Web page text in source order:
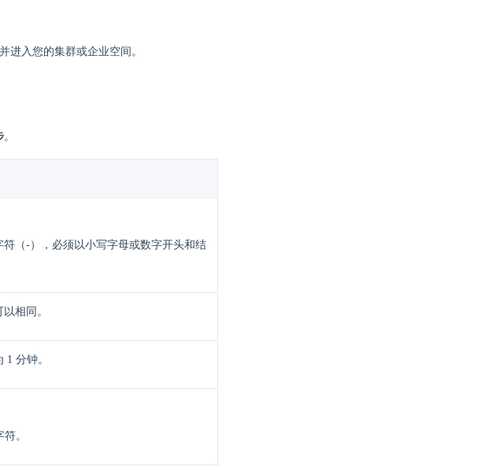
进入您的集群或企业空间。
。
（-），必须以小写字母或数字开头和结
相同。
分钟。
。